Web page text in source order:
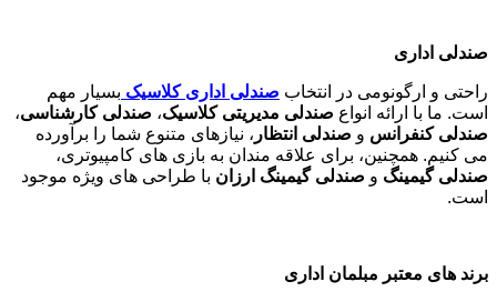
صندلی اداری
راحتی و ارگونومی در انتخاب صندلی اداری کلاسیک بسیار مهم
است. ما با ارائه انواع صندلی مدیریتی کلاسیک، صندلی کارشناسی،
صندلی کنفرانس و صندلی انتظار ، نیازهای متنوع شما را برآورده
می کنیم. همچنین، برای علاقه مندان به بازی های کامپیوتری،
صندلی گیمینگ و صندلی گیمینگ ارزان با طراحی های ویژه موجود
است.
برند های معتبر مبلمان اداری